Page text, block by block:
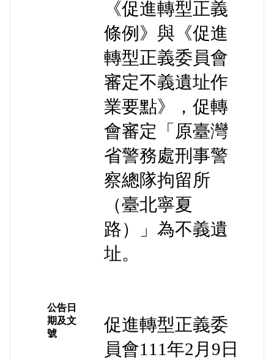
《促進轉型正義
條例》與《促進
轉型正義委員會
審定不義遺址作
業要點》，促轉
會審定「原臺灣
省警務處刑事警
察總隊拘留所
（臺北寧夏
路）」為不義遺
址。
公告日
期及文
號
促進轉型正義委
員會111年2月9日